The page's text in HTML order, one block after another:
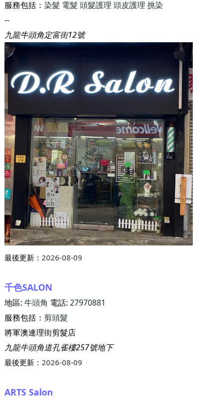
服務包括： 染髮 電髮 頭髮護理 頭皮護理 挑染
--
九龍牛頭角定富街12號
最後更新： 2026-08-09
千色SALON
地區: 牛頭角 電話: 27970881
服務包括： 剪頭髮
將軍澳連理街剪髮店
九龍牛頭角道孔雀樓257號地下
最後更新： 2026-08-09
ARTS Salon